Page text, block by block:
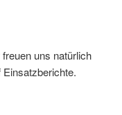
uns natürlich